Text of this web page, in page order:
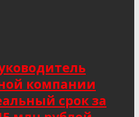
компании
срок за